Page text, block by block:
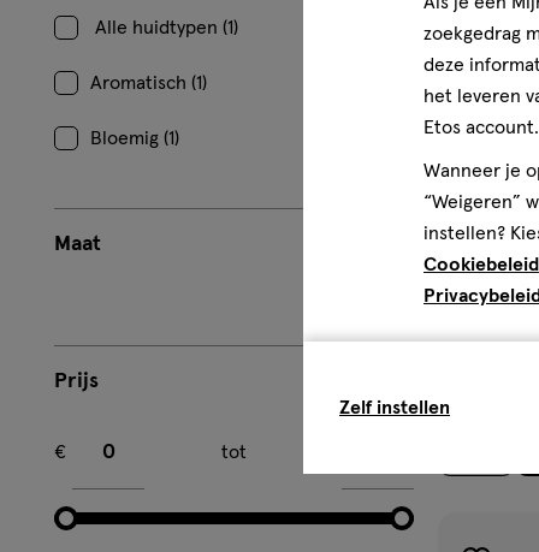
Alle huidtypen (1)
Aromatisch (1)
Bloemig (1)
Maat
Prijs
€
tot
zoekgedrag
deze
het leveren
Etos account.
Wanneer je
“Weigeren”
instellen?
Cookiebeleid
Privacybeleid
Zelf instellen